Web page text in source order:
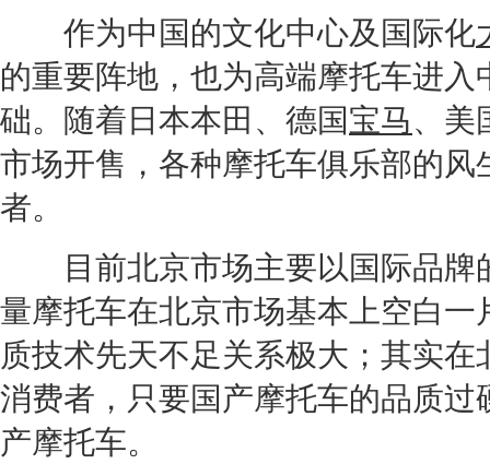
作为中国的文化中心及国际化
的重要阵地，也为高端摩托车进
础。随着日本本田 、德国宝马、美
市场开售，各种摩托车俱乐部的
者。
目前北京市场主要以国际品牌
量摩托车在北京市场基本上空白
质技术先天不足关系极大；其实
消费者，只要国产摩托车的品质
产摩托车。